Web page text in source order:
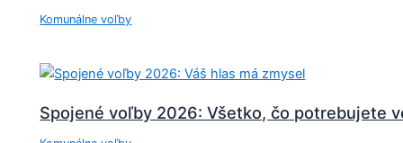
Komunálne voľby
Spojené voľby 2026: Všetko, čo potrebujete